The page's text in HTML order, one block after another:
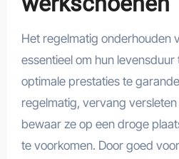
Het regelmatig onderhouden
essentieel om hun
optimale prestaties te
regelmatig, vervang
bewaar ze op een droge
te voorkomen. Door goed